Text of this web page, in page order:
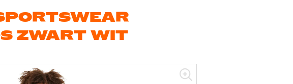
ZWART WIT